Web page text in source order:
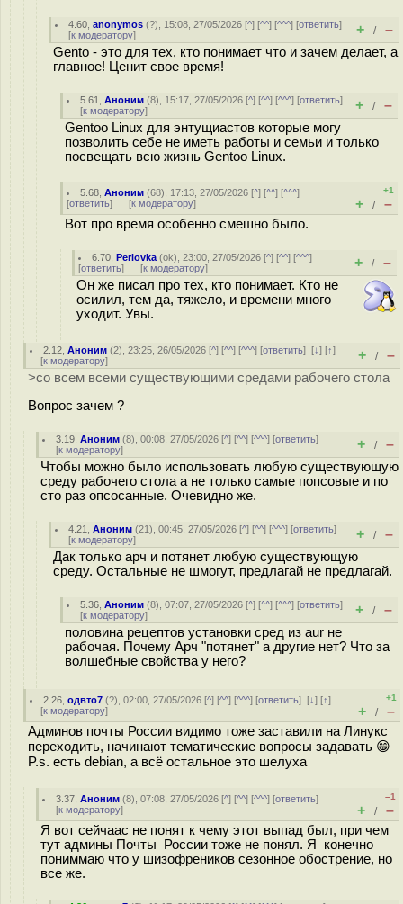
4.60 ,anonymos (?), 15:08, 27/05/2026 [^] [^^] [^^^] [ответить]
[к модератору] + / –
Gento - это для тех, кто понимает что и зачем делает, а
главное! Ценит свое время!
5.61 ,Аноним (8), 15:17, 27/05/2026 [^] [^^] [^^^] [ответить]
[к модератору] + / –
Gentoo Linux для энтущиастов которые могу
позволить себе не иметь работы и семьи и только
посвещать всю жизнь Gentoo Linux.
5.68 ,Аноним (68), 17:13, 27/05/2026 [^] [^^] [^^^]
[ответить] [к модератору]
+1
+ / –
Вот про время особенно смешно было.
6.70 ,Perlovka (ok), 23:00, 27/05/2026 [^] [^^] [^^^]
[ответить] [к модератору] + / –
Он же писал про тех, кто понимает. Кто не
осилил, тем да, тяжело, и времени много
уходит. Увы.
2.12 ,Аноним (2), 23:25, 26/05/2026 [^] [^^] [^^^] [ответить][↓] [↑]
[к модератору] + / –
>со всем всеми существующими средами рабочего стола
Вопрос зачем ?
3.19 ,Аноним (8), 00:08, 27/05/2026 [^] [^^] [^^^] [ответить]
[к модератору] + / –
Чтобы можно было использовать любую существующую
среду рабочего стола а не только самые попсовые и по
сто раз опсосанные. Очевидно же.
4.21 ,Аноним (21), 00:45, 27/05/2026 [^] [^^] [^^^] [ответить]
[к модератору] + / –
Дак только арч и потянет любую существующую
среду. Остальные не шмогут, предлагай не предлагай.
5.36 ,Аноним (8), 07:07, 27/05/2026 [^] [^^] [^^^] [ответить]
[к модератору] + / –
половина рецептов установки сред из aur не
рабочая. Почему Арч "потянет" а другие нет? Что за
волшебные свойства у него?
2.26 ,одвто7 (?), 02:00, 27/05/2026 [^] [^^] [^^^] [ответить][↓] [↑]
[к модератору]
+1
+ / –
Админов почты России видимо тоже заставили на Линукс
переходить, начинают тематические вопросы задавать 😁
P.s. есть debian, а всё остальное это шелуха
3.37 ,Аноним (8), 07:08, 27/05/2026 [^] [^^] [^^^] [ответить]
[к модератору]
–1
+ / –
Я вот сейчаас не понят к чему этот выпад был, при чем
тут админы Почты России тоже не понял. Я конечно
пониммаю что у шизофреников сезонное обострение, но
все же.